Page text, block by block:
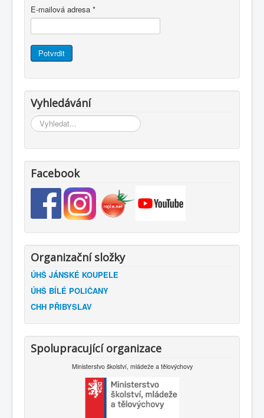
E-mailová adresa *
Potvrdit
Vyhledávání
Vyhledávání...
Facebook
Organizační složky
ÚHŠ JÁNSKÉ KOUPELE
ÚHŠ BÍLÉ POLIČANY
CHH PŘIBYSLAV
Spolupracující organizace
Ministerstvo školství, mládeže a tělovýchovy